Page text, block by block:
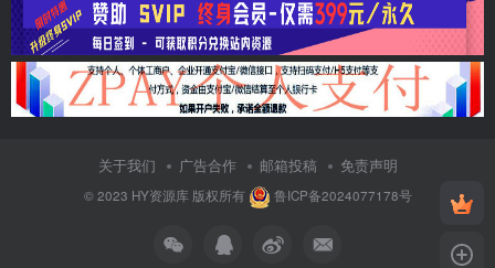
关于我们 广告合作 邮箱投稿 免责声明
© 2023 HY资源库版权所有 鲁ICP备2024077178号